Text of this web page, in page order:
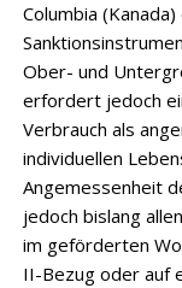
Columbia
Ober- und
erfordert jedoch
Verbrauch als
individuellen
Angemessenheit
jedoch bislang
im geförderten
II-Bezug oder auf